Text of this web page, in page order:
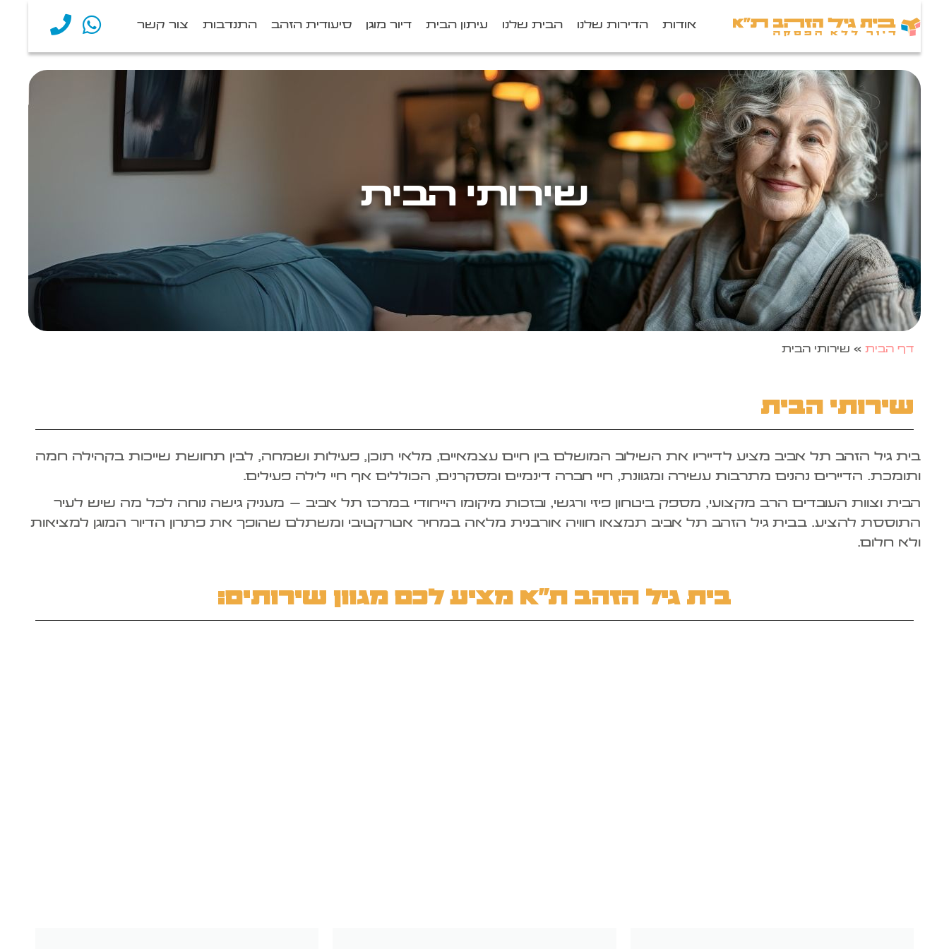
אודות הדירות שלנו הבית שלנו עיתון הבית דיור מוגן סיעודית הזהב התנדבות צור קשר
שירותי הבית
דף הבית » שירותי הבית
שירותי הבית
בית גיל הזהב תל אביב מציע לדייריו את השילוב המושלם בין חיים עצמאיים, מלאי תוכן, פעילות ושמחה, לבין תחושת שייכות בקהילה חמה
ותומכת. הדיירים נהנים מתרבות עשירה ומגוונת, חיי חברה דינמיים ומסקרנים, הכוללים אף חיי לילה פעילים.
הבית וצוות העובדים הרב מקצועי, מספק ביטחון פיזי ורגשי, ובזכות מיקומו הייחודי במרכז תל אביב – מעניק גישה נוחה לכל מה שיש לעיר
התוססת להציע. בבית גיל הזהב תל אביב תמצאו חוויה אורבנית מלאה במחיר אטרקטיבי ומשתלם שהופך את פתרון הדיור המוגן למציאות
ולא חלום.
בית גיל הזהב ת”א מציע לכם מגוון שירותים: